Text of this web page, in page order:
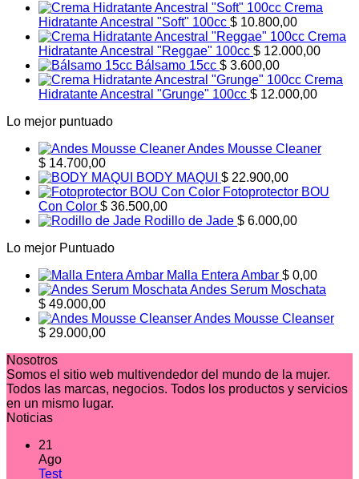
$ 8.400,00.$ 5.200,00.
Crema
Hidratante Ancestral "Soft" 100cc $ 10.800,00
Crema
Hidratante Ancestral "Reggae" 100cc $ 12.000,00
Bálsamo 15cc $ 3.600,00
Crema
Hidratante Ancestral "Grunge" 100cc $ 12.000,00
Lo mejor puntuado
Andes Mousse Cleaner
$ 14.700,00
BODY MAQUI $ 22.900,00
Fotoprotector BOU
Con Color $ 36.500,00
Rodillo de Jade $ 6.000,00
Lo mejor Puntuado
Malla Entera Ambar $ 0,00
Andes Serum Moschata
$ 49.000,00
Andes Mousse Cleanser
$ 29.000,00
Nosotros
Somos el sitio web multivendedor del mundo de la mujer.
Todos las marcas, negocios. Todos los productos y servicios
en un mismo lugar.
Noticias
21
Ago
TestNo